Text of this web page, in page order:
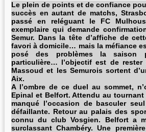
Le plein de points et de confiance
succès en autant de matchs,
passé en reléguant le FC
exemplaire qui demande
Semur. Dans la tête d’affiche de
favori à domicile… mais la méfiance
posé des problèmes la saison
particulière… l’objectif est de
Massoud et les Semurois sortent
Aix.
A l’ombre de ce duel au sommet,
Epinal et Belfort. Attendu au
manqué l’occasion de basculer
défaillante. Retour au palais des
connu du club Vosgien. Belfort a
surclassant Chambéry. Une